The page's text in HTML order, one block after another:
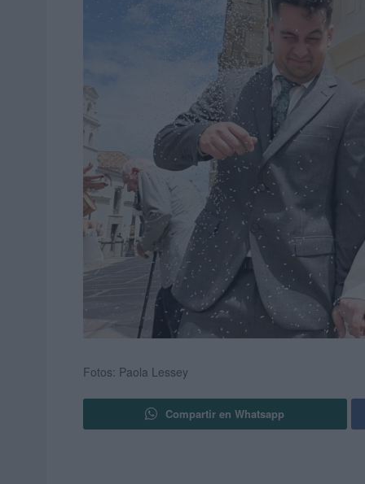
Fotos: Paola Lessey
Compartir en Whatsapp